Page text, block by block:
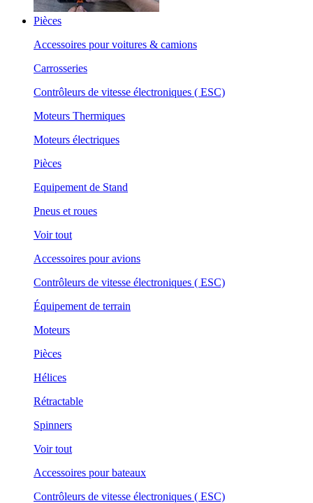
Pièces
Accessoires pour voitures & camions
Carrosseries
Contrôleurs de vitesse électroniques ( ESC)
Moteurs Thermiques
Moteurs électriques
Pièces
Equipement de Stand
Pneus et roues
Voir tout
Accessoires pour avions
Contrôleurs de vitesse électroniques ( ESC)
Équipement de terrain
Moteurs
Pièces
Hélices
Rétractable
Spinners
Voir tout
Accessoires pour bateaux
Contrôleurs de vitesse électroniques ( ESC)